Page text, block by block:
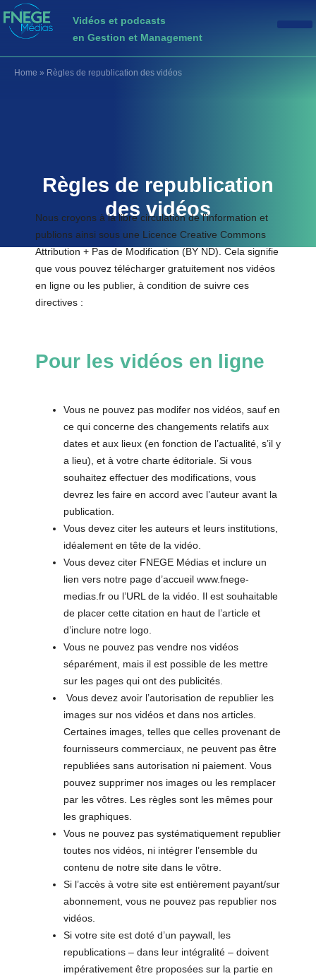
Vidéos et podcasts
en Gestion et Management
Home » Règles de republication des vidéos
Règles de republication
des vidéos
Nous croyons à la libre circulation de l’information et
publions ainsi sous une Licence Creative Commons
Attribution + Pas de Modification (BY ND). Cela signifie
que vous pouvez télécharger gratuitement nos vidéos
en ligne ou les publier, à condition de suivre ces
directives :
Pour les vidéos en ligne
Vous ne pouvez pas modifer nos vidéos, sauf en
ce qui concerne des changements relatifs aux
dates et aux lieux (en fonction de l’actualité, s’il y
a lieu), et à votre charte éditoriale. Si vous
souhaitez effectuer des modifications, vous
devrez les faire en accord avec l’auteur avant la
publication.
Vous devez citer les auteurs et leurs institutions,
idéalement en tête de la vidéo.
Vous devez citer FNEGE Médias et inclure un
lien vers notre page d’accueil www.fnege-
medias.fr ou l’URL de la vidéo. Il est souhaitable
de placer cette citation en haut de l’article et
d’inclure notre logo.
Vous ne pouvez pas vendre nos vidéos
séparément, mais il est possible de les mettre
sur les pages qui ont des publicités.
Vous devez avoir l’autorisation de republier les
images sur nos vidéos et dans nos articles.
Certaines images, telles que celles provenant de
fournisseurs commerciaux, ne peuvent pas être
republiées sans autorisation ni paiement. Vous
pouvez supprimer nos images ou les remplacer
par les vôtres. Les règles sont les mêmes pour
les graphiques.
Vous ne pouvez pas systématiquement republier
toutes nos vidéos, ni intégrer l’ensemble du
contenu de notre site dans le vôtre.
Si l’accès à votre site est entièrement payant/sur
abonnement, vous ne pouvez pas republier nos
vidéos.
Si votre site est doté d’un paywall, les
republications – dans leur intégralité – doivent
impérativement être proposées sur la partie en